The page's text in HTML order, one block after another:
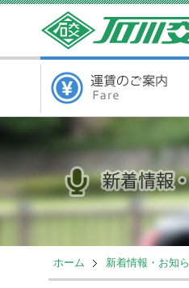
ホーム 新着情報・お知